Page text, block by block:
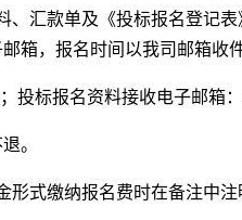
汇款单及《投标报名登记表
箱，报名时间以我司邮箱收
标报名资料接收电子邮箱：
。
形式缴纳报名费时在备注中